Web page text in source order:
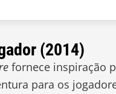
(2014)
fornece inspiração
para os